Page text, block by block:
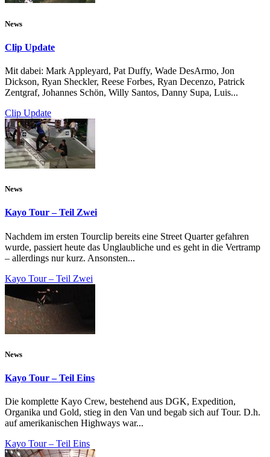
News
Clip Update
Mit dabei: Mark Appleyard, Pat Duffy, Wade DesArmo, Jon
Dickson, Ryan Sheckler, Reese Forbes, Ryan Decenzo, Patrick
Zentgraf, Johannes Schön, Willy Santos, Danny Supa, Luis...
Clip Update
News
Kayo Tour – Teil Zwei
Nachdem im ersten Tourclip bereits eine Street Quarter gefahren
wurde, passiert heute das Unglaubliche und es geht in die Vertramp
– allerdings nur kurz. Ansonsten...
Kayo Tour – Teil Zwei
News
Kayo Tour – Teil Eins
Die komplette Kayo Crew, bestehend aus DGK, Expedition,
Organika und Gold, stieg in den Van und begab sich auf Tour. D.h.
auf amerikanischen Highways war...
Kayo Tour – Teil Eins